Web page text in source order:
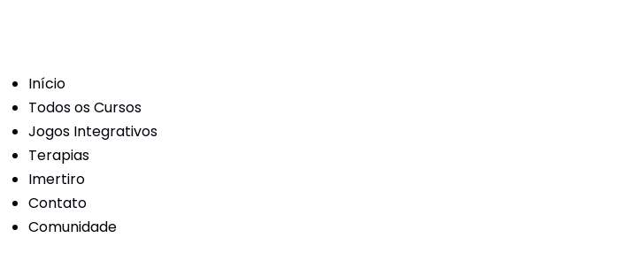
Início
Todos os Cursos
Jogos Integrativos
Terapias
Imertiro
Contato
Comunidade